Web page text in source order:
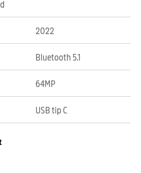
2022
Bluetooth 5.1
64MP
USB tip C